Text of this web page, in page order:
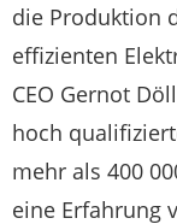
die Produktion
effizienten
CEO Gernot
hoch
mehr als 400
eine Erfahrung